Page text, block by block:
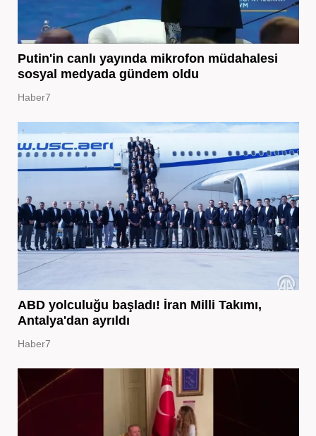
Putin'in canlı yayında mikrofon müdahalesi
sosyal medyada gündem oldu
Haber7
ABD yolculuğu başladı! İran Milli Takımı,
Antalya'dan ayrıldı
Haber7